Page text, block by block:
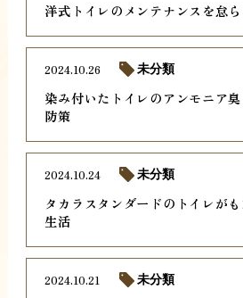
洋式トイレのメンテナンスを怠
染み付いたトイレのアンモニア
防策
2024.10.26 未分類
タカラスタンダードのトイレが
生活
2024.10.24 未分類
2024.10.21 未分類